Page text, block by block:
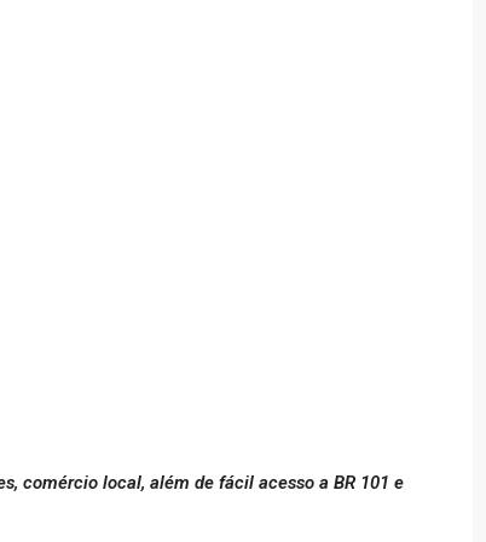
comércio local, além de fácil acesso a BR 101 e